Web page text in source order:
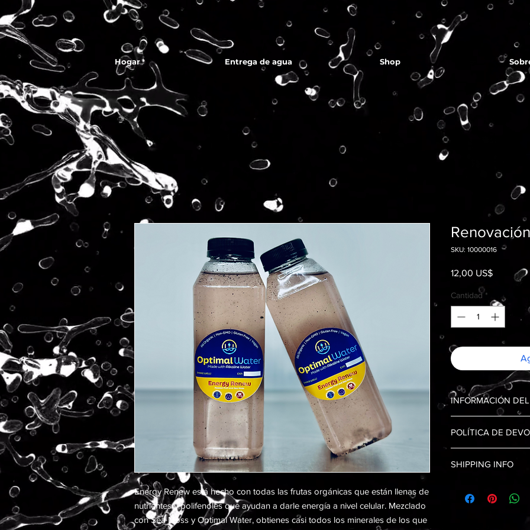
Hogar Entrega de agua Shop
Energy Renew está hecho con todas las frutas orgánicas que están llenas de
nutrientes y polifenoles que ayudan a darle energía a nivel celular. Mezclado
con Sea Moss y Optimal Water, obtienes casi todos los minerales de los que
SKU: 10000016
12,00 US$Precio
Cantidad *
INFORMACIÓN
Optimal Water
hidrógeno molecular
durante todo el día.
infusión de hierbas
POLÍTICA DE
SHIPPING INFO
Shipping and